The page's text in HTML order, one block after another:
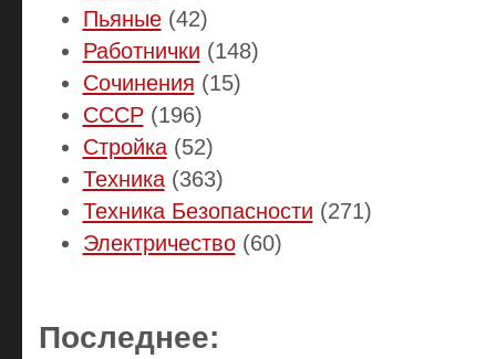
Пьяные(42)
Работнички (148)
Сочинения (15)
СССР(196)
Стройка(52)
Техника(363)
Техника Безопасности (271)
Электричество(60)
Последнее: